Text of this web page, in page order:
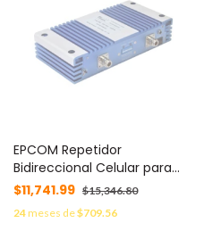
EPCOM Repetidor
Bidireccional Celular para
1900 MHz, 70 dB de Ganancia
y 20 dB en Potencia de
salida. MOD: TS-OR16RB20A
$11,741.99 $15,346.80
24meses de$709.56